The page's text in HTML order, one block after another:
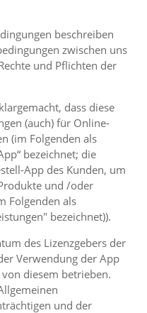
beschreiben
zwischen uns
und Pflichten der
dass diese
(auch) für Online-
(im Folgenden als
bezeichnet; die
App des Kunden, um
und /oder
Folgenden als
bezeichnet)).
des Lizenzgebers der
Verwendung der App
diesem betrieben.
und der